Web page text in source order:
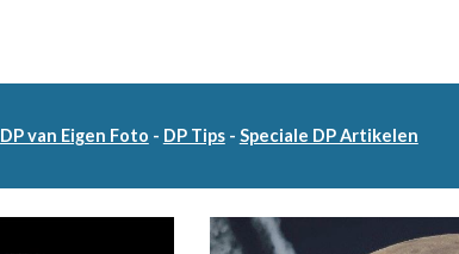
DP van Eigen Foto - DP Tips- Speciale DP Artikelen